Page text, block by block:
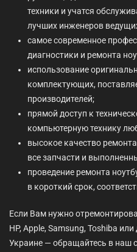
техники и учатся
лучших инженеров
самое современное
диагностики и ремонта
использование
комплектующих,
производителей;
прямой доступ к
компьютерную технику
высокое качество
все запчасти и
проведение ремонта
в короткий срок,
Если Вам нужно
HP, Apple, Samsung, Toshiba
Украине — обращайтесь в наш